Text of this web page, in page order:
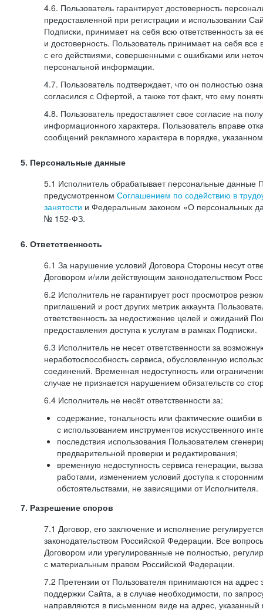
4.6. Пользователь гарантирует достоверность
предоставленной при регистрации и использовании
Подписки, принимает на себя всю ответственность за
и достоверность. Пользователь принимает на себя
с его действиями, совершенными с ошибками или
персональной информации.
4.7. Пользователь подтверждает, что он полностью
согласился с Офертой, а также тот факт, что ему
4.8. Пользователь предоставляет свое согласие на
информационного характера. Пользователь вправе
сообщений рекламного характера в порядке,
5. Персональные данные
5.1 Исполнитель обрабатывает персональные данные
предусмотренном Соглашением по содействию в
занятости и Федеральным законом «О персональных
№ 152-ФЗ.
6. Ответственность
6.1 За нарушение условий Договора Стороны несут
Договором и/или действующим законодательством
6.2 Исполнитель не гарантирует рост просмотров
приглашений и рост других метрик аккаунта
ответственность за недостижение целей и ожиданий
предоставления доступа к услугам в рамках Подписки.
6.3 Исполнитель не несет ответственности за
неработоспособность сервиса, обусловленную
соединений. Временная недоступность или
случае не признается нарушением обязательств со
6.4 Исполнитель не несёт ответственности за:
содержание, тональность или фактические ошибки
с использованием инструментов искусственного
последствия использования Пользователем
предварительной проверки и редактирования;
временную недоступность сервиса генерации,
работами, изменением условий доступа к
обстоятельствами, не зависящими от Исполнителя.
7. Разрешение споров
7.1 Договор, его заключение и исполнение
законодательством Российской Федерации. Все
Договором или урегулированные не полностью,
с материальным правом Российской Федерации.
7.2 Претензии от Пользователя принимаются на
поддержки Сайта, а в случае необходимости, по
направляются в письменном виде на адрес,